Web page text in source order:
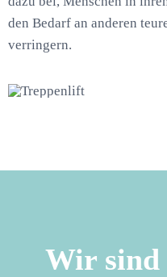
den Bedarf an anderen
verringern.
Wir sind